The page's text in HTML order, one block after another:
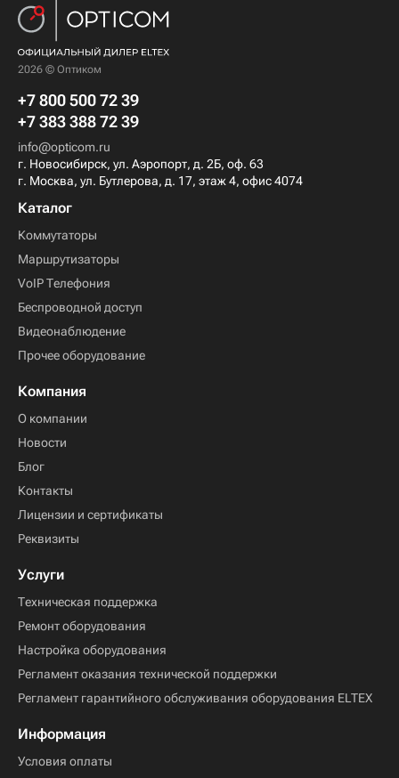
2026 © Оптиком
+7 800 500 72 39
+7 383 388 72 39
info@opticom.ru
г. Новосибирск, ул. Аэропорт, д. 2Б, оф. 63
г. Москва, ул. Бутлерова, д. 17, этаж 4, офис 4074
Каталог
Коммутаторы
Маршрутизаторы
VoIP Телефония
Беспроводной доступ
Видеонаблюдение
Прочее оборудование
Компания
О компании
Новости
Блог
Контакты
Лицензии и сертификаты
Реквизиты
Услуги
Техническая поддержка
Ремонт оборудования
Настройка оборудования
Регламент оказания технической поддержки
Регламент гарантийного обслуживания оборудования ELTEX
Информация
Условия оплаты